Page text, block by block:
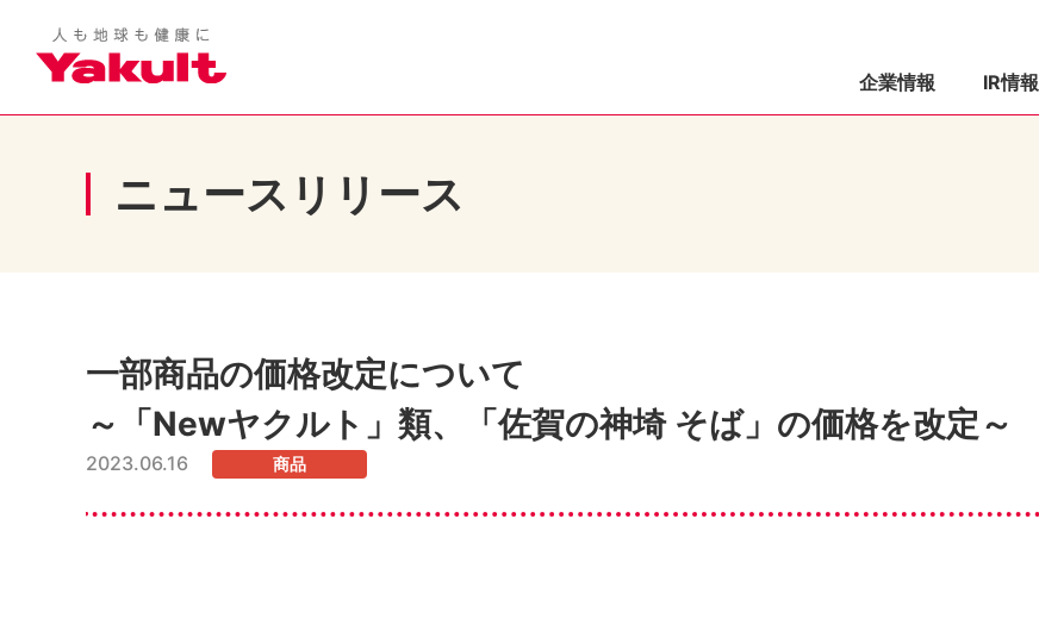
企業情報 IR情報
ニュースリリース
一部商品の価格改定について
～「Newヤクルト」類、「佐賀の神埼 そば」の価格を改定～
2023.06.16 商品